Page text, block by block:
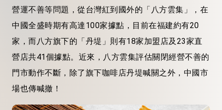
營運不善等問題，從台灣紅到國外的「八方雲集」，在
中國全盛時期有高達100家據點，目前在福建約有20
家，而八方旗下的「丹堤」則有18家加盟店及23家直
營店共41個據點。近來，八方雲集評估關閉經營不善的
門市動作不斷，除了旗下咖啡店丹堤喊關之外，中國市
場也傳喊撤！